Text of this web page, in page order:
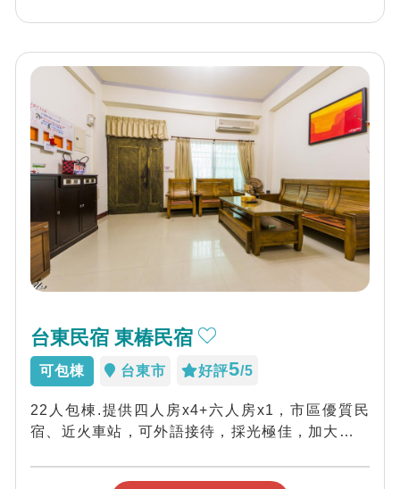
台東民宿 東椿民宿
可包棟 台東市 好評5/5
22人包棟.提供四人房x4+六人房x1，市區優質民
宿、近火車站，可外語接待，採光極佳，加大雙人